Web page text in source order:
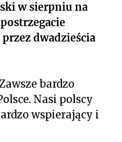
w sierpniu na
dwadzieścia
bardzo
Nasi polscy
wspierający i